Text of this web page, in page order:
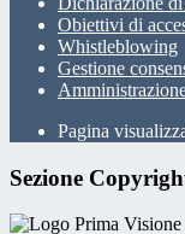
Obiettivi di
Whistleblowing
Gestione
Pagina
Sezione